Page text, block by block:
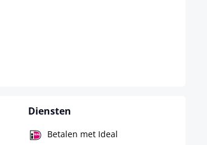
Diensten
Betalen met Ideal